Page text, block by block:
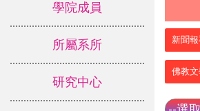
學院成員
所屬系所
研究中心
新聞
佛教